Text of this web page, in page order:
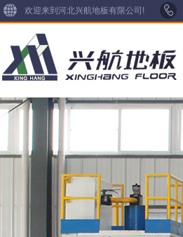
欢迎来到河北兴航地板有限公司!